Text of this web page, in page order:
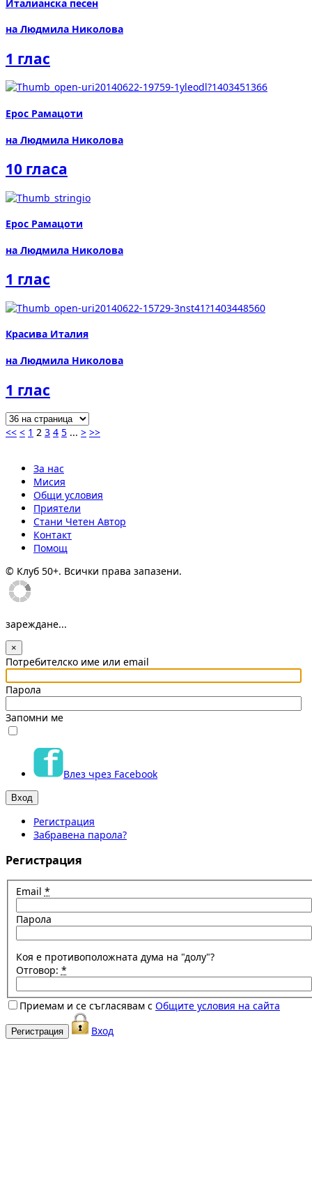
Италианска песен
на Людмила Николова
1 глас
Ерос Рамацоти
на Людмила Николова
10 гласа
Ерос Рамацоти
на Людмила Николова
1 глас
Красива Италия
на Людмила Николова
1 глас
<< < 1 2 3 4 5 ... > >>
За нас
Мисия
Общи условия
Приятели
Стани Четен Автор
Контакт
Помощ
© Клуб 50+. Всички права запазени.
зареждане...
×
Потребителско име или email
Парола
Запомни ме
Влез чрез Facebook
Регистрация
Забравена парола?
Регистрация
Email *
Парола
Коя е противоположната дума на "долу"?
Отговор: *
Приемам и се съгласявам с Общите условия на сайта
Вход